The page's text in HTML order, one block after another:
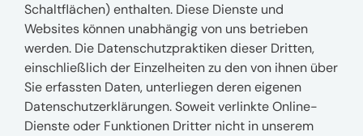
Schaltflächen) enthalten. Diese Dienste und
Websites können unabhängig von uns betrieben
werden. Die Datenschutzpraktiken dieser Dritten,
einschließlich der Einzelheiten zu den von ihnen über
Sie erfassten Daten, unterliegen deren eigenen
Datenschutzerklärungen. Soweit verlinkte Online-
Dienste oder Funktionen Dritter nicht in unserem